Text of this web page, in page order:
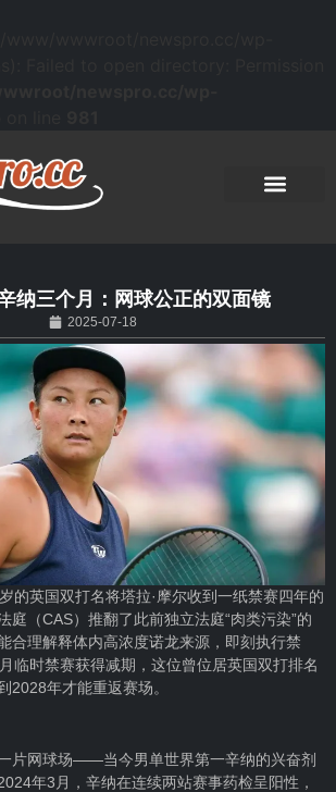
纳三个月：网球公正的双面镜
2025-07-18
的英国双打名将塔拉·摩尔收到一纸禁赛四年的
庭（CAS）推翻了此前独立法庭“肉类污染”的
合理解释体内高浓度诺龙来源，即刻执行禁
临时禁赛获得减期，这位曾位居英国双打排名
2028年才能重返赛场。
片网球场——当今男单世界第一辛纳的兴奋剂
年3月，辛纳在连续两站赛事药检呈阳性，